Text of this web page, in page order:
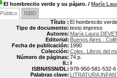
El hombrecito verde y su pájaro. / María
Público
ISBD
Título : El hombrecito
Tipo de documento: texto impreso
Autores: María Laura
Editorial: Buenos Aires :
Fecha de publicación: 1990
Colección: Colec. Libros del
Número de páginas: 74 p.
Il.: il
ISBN/ISSN/DL: 978-950-581-532-6
Palabras clave: LITRATURA